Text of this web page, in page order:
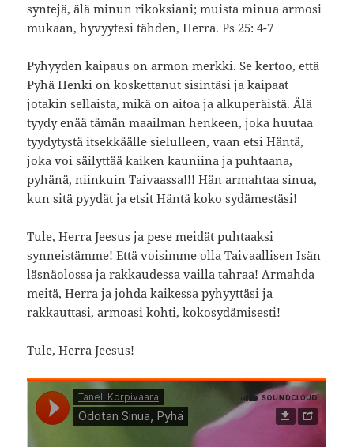
syntejä, älä minun rikoksiani; muista minua armosi
mukaan, hyvyytesi tähden, Herra. Ps 25: 4-7
Pyhyyden kaipaus on armon merkki. Se kertoo, että
Pyhä Henki on koskettanut sisintäsi ja kaipaat
jotakin sellaista, mikä on aitoa ja alkuperäistä. Älä
tyydy enää tämän maailman henkeen, joka huutaa
tyydytystä itsekkäälle sielulleen, vaan etsi Häntä,
joka voi säilyttää kaiken kauniina ja puhtaana,
pyhänä, niinkuin Taivaassa!!! Hän armahtaa sinua,
kun sitä pyydät ja etsit Häntä koko sydämestäsi!
Tule, Herra Jeesus ja pese meidät puhtaaksi
synneistämme! Että voisimme olla Taivaallisen Isän
läsnäolossa ja rakkaudessa vailla tahraa! Armahda
meitä, Herra ja johda kaikessa pyhyyttäsi ja
rakkauttasi, armoasi kohti, kokosydämisesti!
Tule, Herra Jeesus!